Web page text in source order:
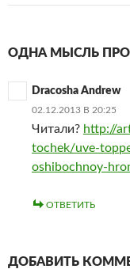
ОДНА МЫСЛЬ ПРО
Dracosha Andrew
02.12.2013 В 20:25
Читали? http://
tochek/uve-
oshibochnoy-
ОТВЕТИТЬ
ДОБАВИТЬ